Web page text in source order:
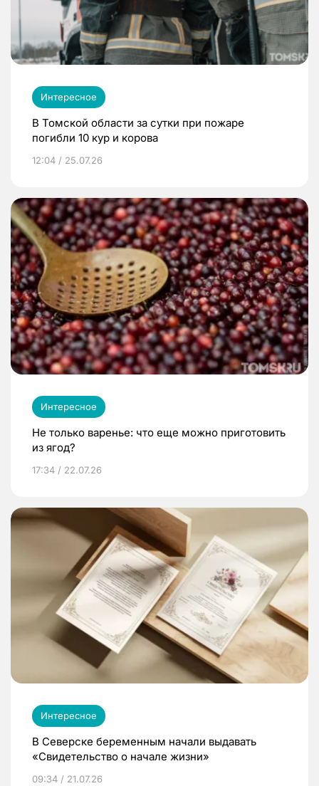
Интересное
В Томской области за сутки при пожаре
погибли 10 кур и корова
12:04 / 25.07.26
Интересное
Не только варенье: что еще можно приготовить
из ягод?
17:34 / 22.07.26
Интересное
В Северске беременным начали выдавать
«Свидетельство о начале жизни»
09:34 / 21.07.26